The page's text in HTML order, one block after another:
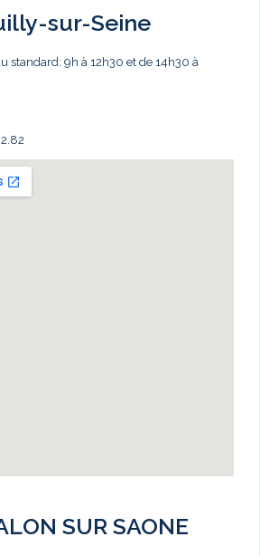
sur-Seine
standard: 9h à 12h30 et de 14h30 à
SUR SAONE